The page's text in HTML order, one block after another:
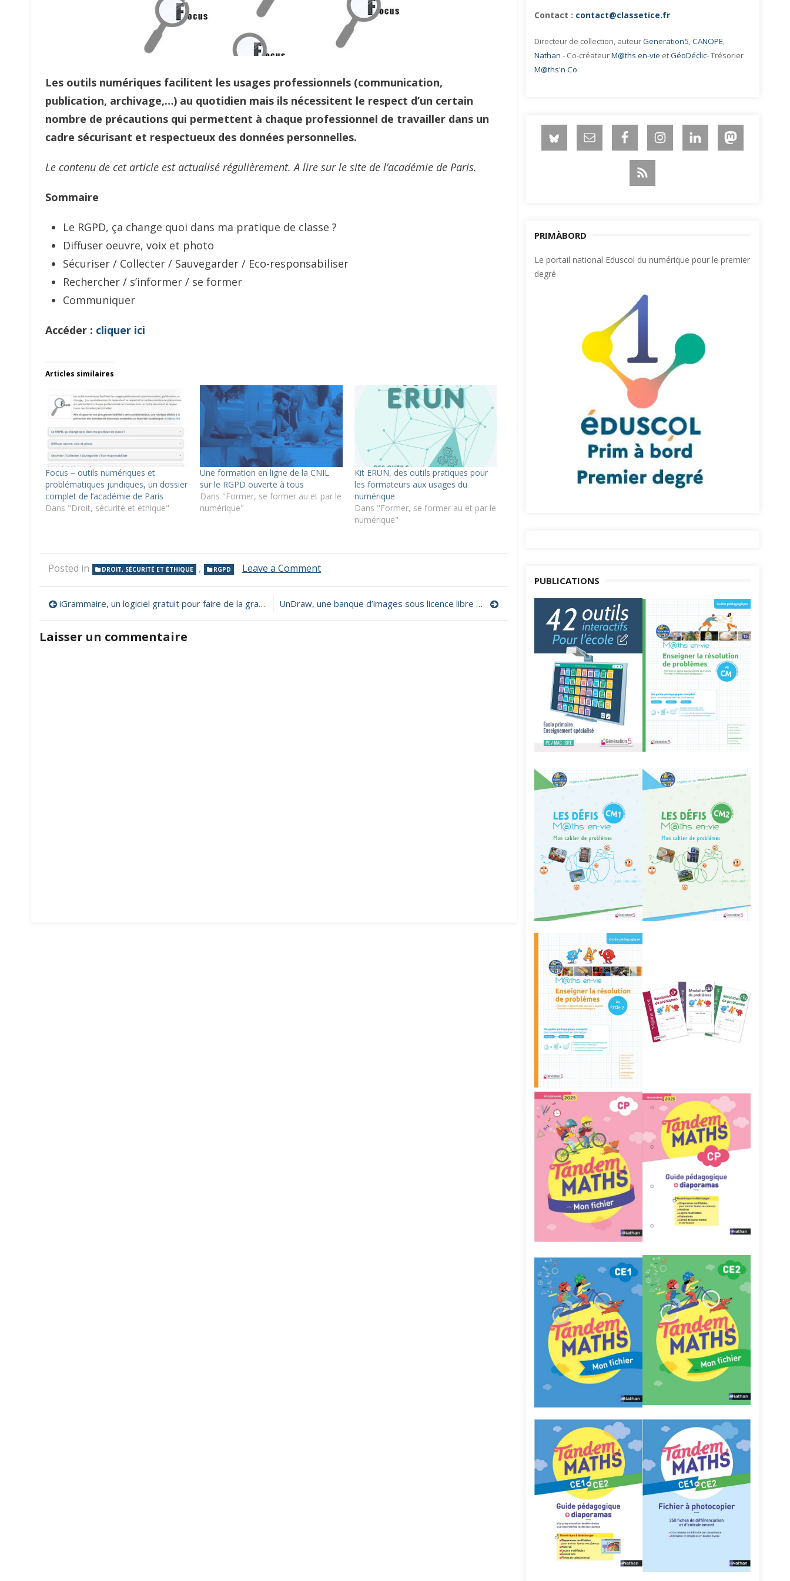
Les outils numériques facilitent les usages professionnels (communication,
publication, archivage,…) au quotidien mais ils nécessitent le respect d’un certain
nombre de précautions qui permettent à chaque professionnel de travailler dans un
cadre sécurisant et respectueux des données personnelles.
Le contenu de cet article est actualisé régulièrement. A lire sur le site de l’académie de Paris.
Sommaire
Le RGPD, ça change quoi dans ma pratique de classe ?
Diffuser oeuvre, voix et photo
Sécuriser / Collecter / Sauvegarder / Eco-responsabiliser
Rechercher / s’informer / se former
Communiquer
Accéder : cliquer ici
Articles similaires
Focus – outils numériques et
problématiques juridiques, un dossier
complet de l’académie de Paris
Dans "Droit, sécurité et éthique"
Une formation en ligne de la CNIL
sur le RGPD ouverte à tous
Dans "Former, se former au et par le
numérique"
Kit ERUN, des outils pratiques pour
les formateurs aux usages du
numérique
Dans "Former, se former au et par le
numérique"
Posted in DROIT, SÉCURITÉ ET ÉTHIQUE , RGPD Leave a Commenton
–
outils
Navigation
de
l’article
iGrammaire, un logiciel gratuit pour faire de la grammaire interactive UnDraw, une banque d’images sous licence libre pour tout type de projet.
Laisser un commentaire
Contact : contact@classetice.fr
Directeur de collection, auteurGeneration5,CANOPE,
Nathan - Co-créateurM@ths en-vie etGéoDéclic- Trésorier
M@ths'n Co
PRIMÀBORD
Le portail national Eduscol du numérique pour le premier
degré
PUBLICATIONS